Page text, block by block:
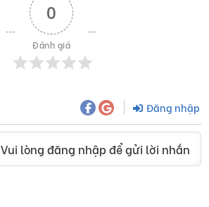
0
Đánh giá
Đăng nhập
Vui lòng đăng nhập để gửi lời nhắn